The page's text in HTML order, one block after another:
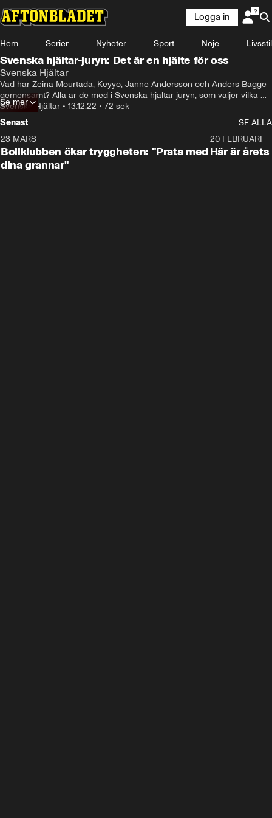
Logga in
Hem Serier Nyheter Sport Nöje Livsstil
Svenska hjältar-juryn: Det är en hjälte för oss
Svenska Hjältar
Vad har Zeina Mourtada, Keyyo, Janne Andersson och Anders Bagge
gemensamt? Alla är de med i Svenska hjältar-juryn, som väljer vilka
hjältar som ska få en statyett på galan.
Svenska Hjältar • 13.12.22 • 72 sek
Se mer
Senast
SE ALLA
23 MARS
Bollklubben ökar tryggheten: "Prata med
dina grannar"
20 FEBRUARI
Här är